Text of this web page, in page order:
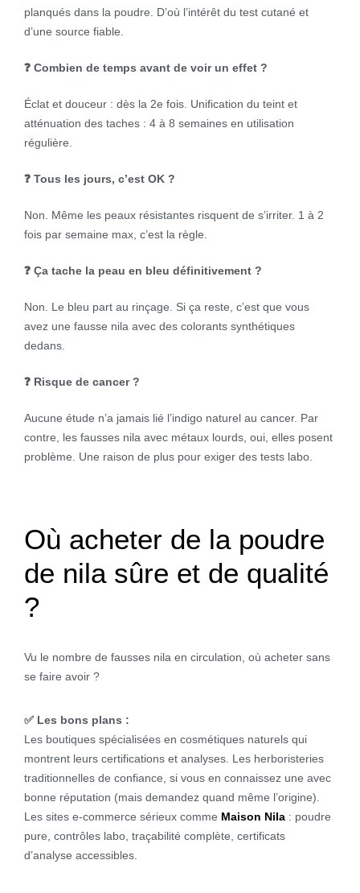
planqués dans la poudre. D’où l’intérêt du test cutané et
d’une source fiable.
❓ Combien de temps avant de voir un effet ?
Éclat et douceur : dès la 2e fois. Unification du teint et
atténuation des taches : 4 à 8 semaines en utilisation
régulière.
❓ Tous les jours, c’est OK ?
Non. Même les peaux résistantes risquent de s’irriter. 1 à 2
fois par semaine max, c’est la règle.
❓ Ça tache la peau en bleu définitivement ?
Non. Le bleu part au rinçage. Si ça reste, c’est que vous
avez une fausse nila avec des colorants synthétiques
dedans.
❓ Risque de cancer ?
Aucune étude n’a jamais lié l’indigo naturel au cancer. Par
contre, les fausses nila avec métaux lourds, oui, elles posent
problème. Une raison de plus pour exiger des tests labo.
Où acheter de la poudre
de nila sûre et de qualité
?
Vu le nombre de fausses nila en circulation, où acheter sans
se faire avoir ?
✅ Les bons plans :
Les boutiques spécialisées en cosmétiques naturels qui
montrent leurs certifications et analyses. Les herboristeries
traditionnelles de confiance, si vous en connaissez une avec
bonne réputation (mais demandez quand même l’origine).
Les sites e-commerce sérieux comme Maison Nila : poudre
pure, contrôles labo, traçabilité complète, certificats
d’analyse accessibles.